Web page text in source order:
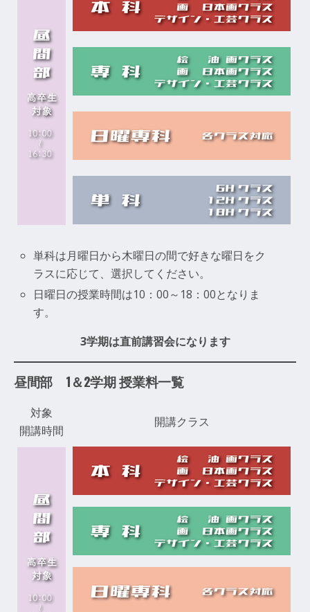
単科は月曜日から木曜日の間で好きな曜日をク
ラスに応じて、選択してください。
日曜日の授業時間は10：00～18：00となりま
す。
3学期は直前講習会になります
昼間部 1＆2学期 授業料一覧
対象
開講時間
開講クラス